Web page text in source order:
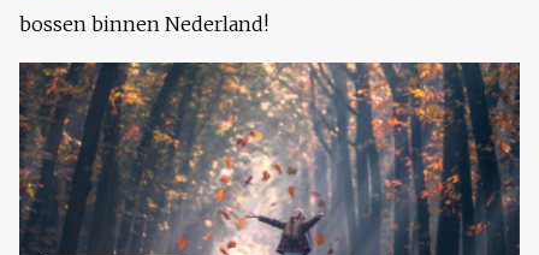
bossen binnen Nederland!